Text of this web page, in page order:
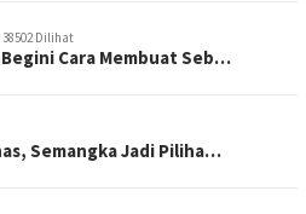
38502 Dilihat
Cara Membuat Seb…
Semangka Jadi Piliha…